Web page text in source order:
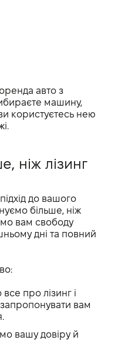
авто з
машину,
користуєтесь нею
ніж лізинг
до вашого
більше, ніж
вам свободу
дні та повний
про лізинг і
вам
вашу довіру й